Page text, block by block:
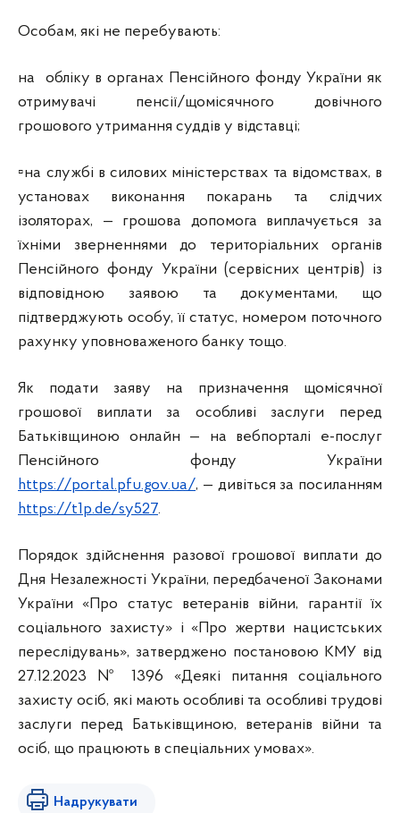
Особам, які не перебувають:
на обліку в органах Пенсійного фонду України як
отримувачі пенсії/щомісячного довічного
грошового утримання суддів у відставці;
▫на службі в силових міністерствах та відомствах, в
установах виконання покарань та слідчих
ізоляторах, — грошова допомога виплачується за
їхніми зверненнями до територіальних органів
Пенсійного фонду України (сервісних центрів) із
відповідною заявою та документами, що
підтверджують особу, її статус, номером поточного
рахунку уповноваженого банку тощо.
Як подати заяву на призначення щомісячної
грошової виплати за особливі заслуги перед
Батьківщиною онлайн — на вебпорталі е-послуг
Пенсійного фонду України
https://portal.pfu.gov.ua/, — дивіться за посиланням
https://t1p.de/sy527.
Порядок здійснення разової грошової виплати до
Дня Незалежності України, передбаченої Законами
України «Про статус ветеранів війни, гарантії їх
соціального захисту» і «Про жертви нацистських
переслідувань», затверджено постановою КМУ від
27.12.2023 № 1396 «Деякі питання соціального
захисту осіб, які мають особливі та особливі трудові
заслуги перед Батьківщиною, ветеранів війни та
осіб, що працюють в спеціальних умовах».
Надрукувати